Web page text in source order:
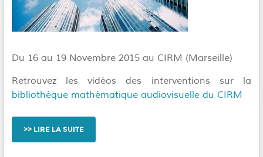
Du 16 au 19 Novembre 2015 au CIRM (Marseille)
Retrouvez les vidéos des interventions sur la
bibliothèque mathématique audiovisuelle du CIRM
LIRE LA SUITE